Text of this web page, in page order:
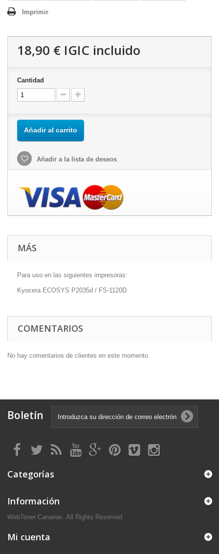
Imprimir
18,90 € IGIC incluido
Cantidad
Añadir al carrito
Añadir a la lista de deseos
MÁS
Para uso en las siguientes impresoras:
Kyocera ECOSYS P2035d / FS-1120D
COMENTARIOS
No hay comentarios de clientes en este momento.
Boletín
Categorías
Información
WebToner Canarias. All Rights Reserved
Mi cuenta